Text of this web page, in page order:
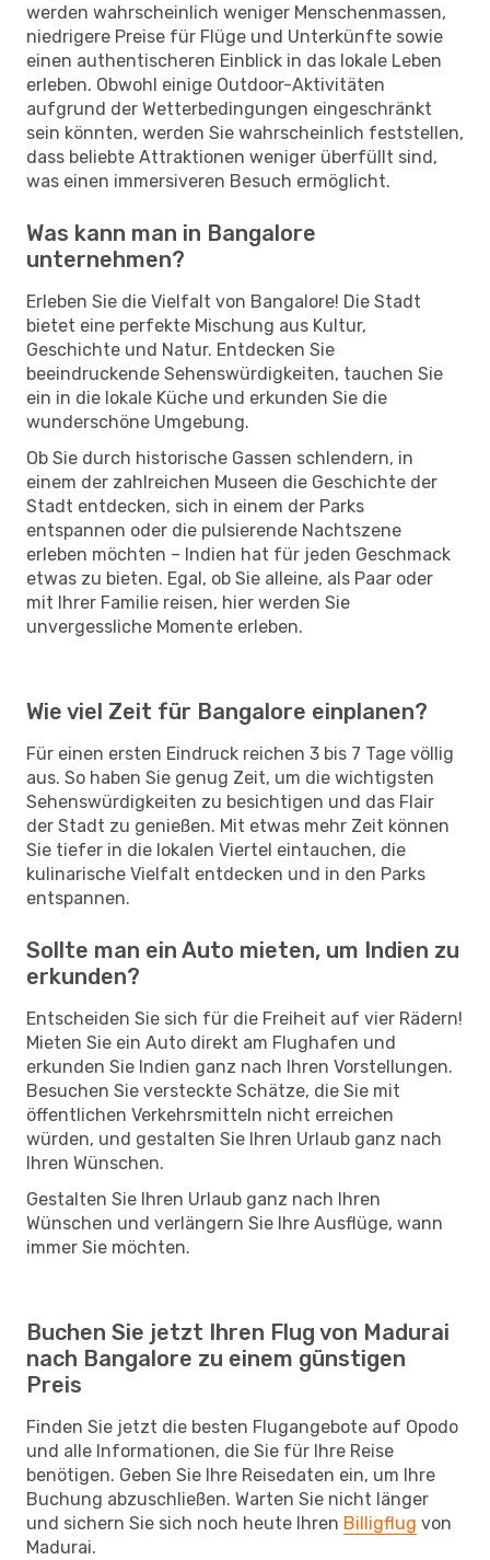
werden wahrscheinlich weniger Menschenmassen,
niedrigere Preise für Flüge und Unterkünfte sowie
einen authentischeren Einblick in das lokale Leben
erleben. Obwohl einige Outdoor-Aktivitäten
aufgrund der Wetterbedingungen eingeschränkt
sein könnten, werden Sie wahrscheinlich feststellen,
dass beliebte Attraktionen weniger überfüllt sind,
was einen immersiveren Besuch ermöglicht.
Was kann man in Bangalore
unternehmen?
Erleben Sie die Vielfalt von Bangalore! Die Stadt
bietet eine perfekte Mischung aus Kultur,
Geschichte und Natur. Entdecken Sie
beeindruckende Sehenswürdigkeiten, tauchen Sie
ein in die lokale Küche und erkunden Sie die
wunderschöne Umgebung.
Ob Sie durch historische Gassen schlendern, in
einem der zahlreichen Museen die Geschichte der
Stadt entdecken, sich in einem der Parks
entspannen oder die pulsierende Nachtszene
erleben möchten – Indien hat für jeden Geschmack
etwas zu bieten. Egal, ob Sie alleine, als Paar oder
mit Ihrer Familie reisen, hier werden Sie
unvergessliche Momente erleben.
Wie viel Zeit für Bangalore einplanen?
Für einen ersten Eindruck reichen 3 bis 7 Tage völlig
aus. So haben Sie genug Zeit, um die wichtigsten
Sehenswürdigkeiten zu besichtigen und das Flair
der Stadt zu genießen. Mit etwas mehr Zeit können
Sie tiefer in die lokalen Viertel eintauchen, die
kulinarische Vielfalt entdecken und in den Parks
entspannen.
Sollte man ein Auto mieten, um Indien zu
erkunden?
Entscheiden Sie sich für die Freiheit auf vier Rädern!
Mieten Sie ein Auto direkt am Flughafen und
erkunden Sie Indien ganz nach Ihren Vorstellungen.
Besuchen Sie versteckte Schätze, die Sie mit
öffentlichen Verkehrsmitteln nicht erreichen
würden, und gestalten Sie Ihren Urlaub ganz nach
Ihren Wünschen.
Gestalten Sie Ihren Urlaub ganz nach Ihren
Wünschen und verlängern Sie Ihre Ausflüge, wann
immer Sie möchten.
Buchen Sie jetzt Ihren Flug von Madurai
nach Bangalore zu einem günstigen
Preis
Finden Sie jetzt die besten Flugangebote auf Opodo
und alle Informationen, die Sie für Ihre Reise
benötigen. Geben Sie Ihre Reisedaten ein, um Ihre
Buchung abzuschließen. Warten Sie nicht länger
und sichern Sie sich noch heute Ihren Billigflug von
Madurai.